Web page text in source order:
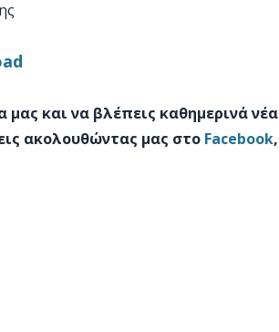
και να βλέπεις καθημερινά νέα
ακολουθώντας μας στο Facebook,